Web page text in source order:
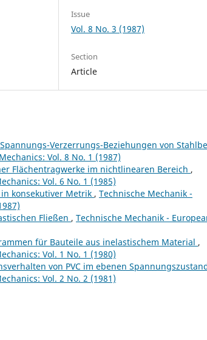
Issue
Vol. 8 No. 3 (1987)
Section
Article
Verzerrungs-Beziehungen von
Vol. 8 No. 1 (1987)
Flächentragwerke im nichtlinearen Bereich ,
Vol. 6 No. 1 (1985)
konsekutiver Metrik , Technische Mechanik -
Fließen , Technische Mechanik -
für Bauteile aus inelastischem Material ,
Vol. 1 No. 1 (1980)
von PVC im ebenen
Vol. 2 No. 2 (1981)